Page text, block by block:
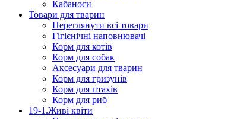
Кабаноси
Товари для тварин
Переглянути всі товари
Гігієнічні наповнювачі
Корм для котів
Корм для собак
Аксесуари для тварин
Корм для гризунів
Корм для птахів
Корм для риб
19-1.Живі квіти